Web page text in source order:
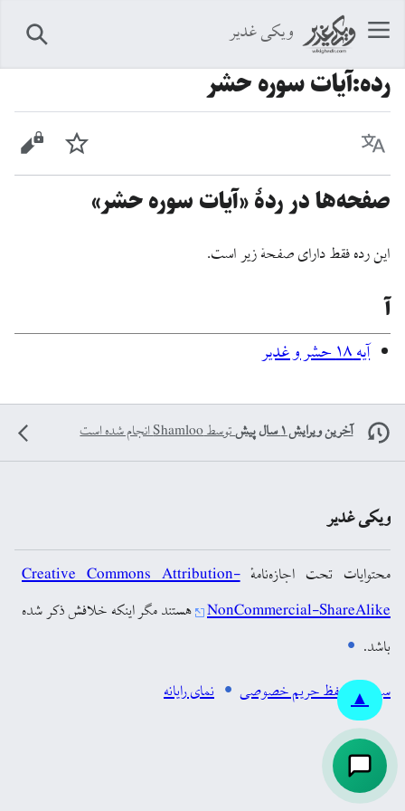
ویکی غدیر
رده:آیات سوره حشر
زبان پیگیری
صفحه‌ها در ردهٔ «آیات سوره حشر»
این رده فقط دارای صفحهٔ زیر است.
آ
آيه ۱۸ حشر و غدیر
▲
آخرین ویرایش ۱ سال پیش توسطShamlooانجام شده است
ویکی غدیر
محتوایات تحت اجازه‌نامهٔCreative Commons Attribution-
NonCommercial-ShareAlike هستند مگر اینکه خلافش ذکر شده
باشد.
سیاست حفظ حریم خصوصی
نمای رایانه